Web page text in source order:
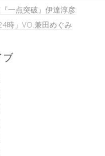
一点突破』伊達淳彦
時」VO.兼田めぐみ
ブ